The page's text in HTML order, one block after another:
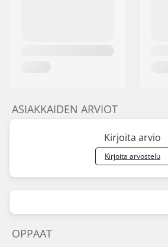
ASIAKKAIDEN ARVIOT
Kirjoita arvio
Kirjoita arvostelu
OPPAAT